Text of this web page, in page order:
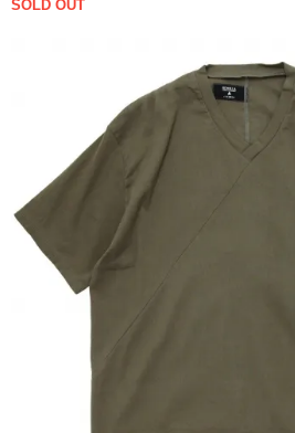
SOLD OUT